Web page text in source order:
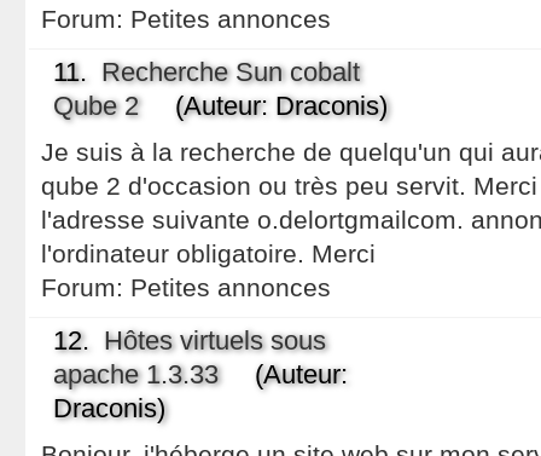
Forum: Petites annonces
11. Recherche Sun cobalt
Qube 2(Auteur: Draconis)
Je suis à la recherche de quelqu'un qui
qube 2 d'occasion ou très peu servit.
l'adresse suivante o.delortgmailcom.
l'ordinateur obligatoire. Merci
Forum: Petites annonces
12. Hôtes virtuels sous
apache 1.3.33(Auteur:
Draconis)